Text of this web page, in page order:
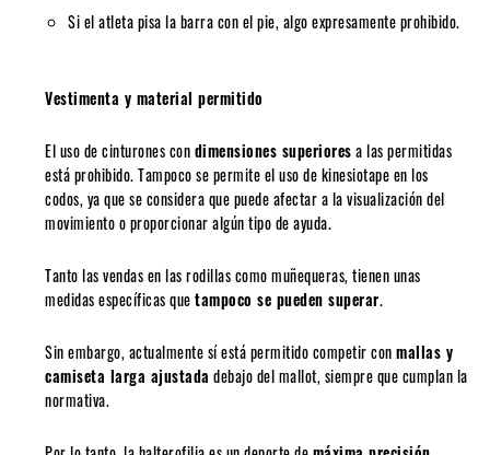
Si el atleta pisa la barra con el pie, algo expresamente prohibido.
Vestimenta y material permitido
El uso de cinturones condimensiones superioresa las permitidas
está prohibido. Tampoco se permite el uso de kinesiotape en los
codos, ya que se considera que puede afectar a la visualización del
movimiento o proporcionar algún tipo de ayuda.
Tanto las vendas en las rodillas como muñequeras, tienen unas
medidas específicas quetampoco se pueden superar.
Sin embargo, actualmente sí está permitido competir conmallas y
camiseta larga ajustada debajo del mallot, siempre que cumplan la
normativa.